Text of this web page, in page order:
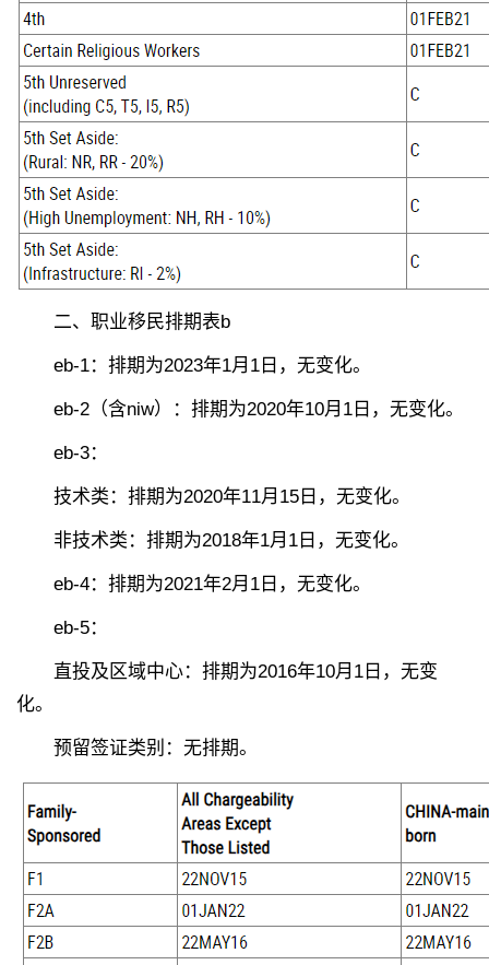
二、职业移民排期表b
eb-1：排期为2023年1月1日，无变化。
eb-2（含niw）：排期为2020年10月1日，无变化。
eb-3：
技术类：排期为2020年11月15日，无变化。
非技术类：排期为2018年1月1日，无变化。
eb-4：排期为2021年2月1日，无变化。
eb-5：
直投及区域中心：排期为2016年10月1日，无变
化。
预留签证类别：无排期。